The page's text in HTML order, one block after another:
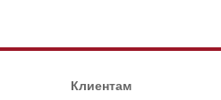
Клиентам